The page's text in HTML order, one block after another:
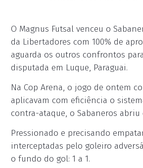
O Magnus Futsal venceu o
da Libertadores com 100% de
aguarda os outros confrontos
disputada em Luque, Paraguai.
Na Cop Arena, o jogo de ontem
aplicavam com eficiência o
contra-ataque, o Sabaneros abriu
Pressionado e precisando
interceptadas pelo goleiro
o fundo do gol: 1 a 1.